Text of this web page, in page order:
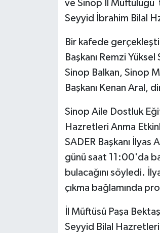
ve Sinop İl Müftülüğü
Seyyid İbrahim Bilal
Bir kafede
Başkanı Remzi
Sinop Balkan, Sinop
Başkanı Kenan Aral,
Sinop Aile Dostluk
Hazretleri Anma
SADER Başkanı
günü saat 11:00'da
bulacağını söyledi.
çıkma bağlamında
İl Müftüsü Paşa
Seyyid Bilal